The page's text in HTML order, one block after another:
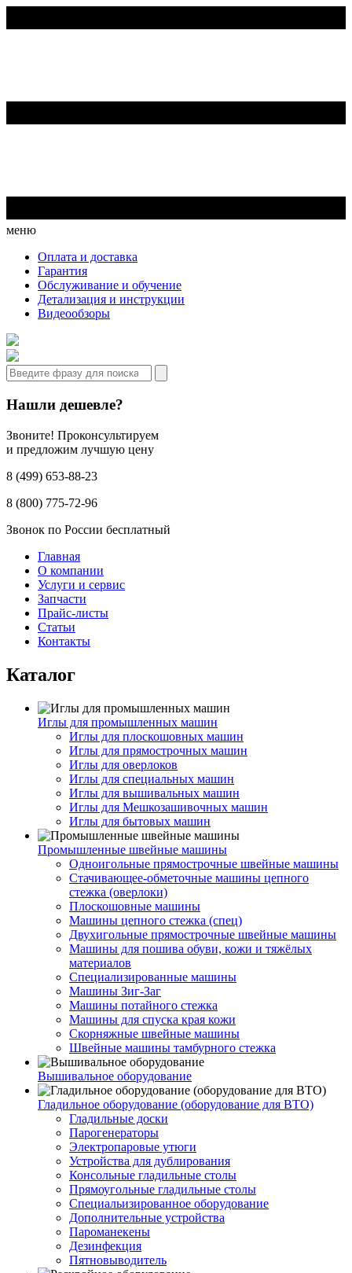
меню
Оплата и доставка
Гарантия
Обслуживание и обучение
Детализация и инструкции
Видеообзоры
Нашли дешевле?
Звоните! Проконсультируем
и предложим лучшую цену
8 (499) 653-88-23
8 (800) 775-72-96
Звонок по России бесплатный
Главная
О компании
Услуги и сервис
Запчасти
Прайс-листы
Статьи
Контакты
Каталог
Иглы для промышленных машин
Иглы для плоскошовных машин
Иглы для прямострочных машин
Иглы для оверлоков
Иглы для специальных машин
Иглы для вышивальных машин
Иглы для Мешкозашивочных машин
Иглы для бытовых машин
Промышленные швейные машины
Одноигольные прямострочные швейные машины
Стачивающее-обметочные машины цепного
стежка (оверлоки)
Плоскошовные машины
Машины цепного стежка (спец)
Двухигольные прямострочные швейные машины
Машины для пошива обуви, кожи и тяжёлых
материалов
Специализированные машины
Машины Зиг-Заг
Машины потайного стежка
Машины для спуска края кожи
Скорняжные швейные машины
Швейные машины тамбурного стежка
Вышивальное оборудование
Гладильное оборудование (оборудование для ВТО)
Гладильные доски
Парогенераторы
Электропаровые утюги
Устройства для дублирования
Консольные гладильные столы
Прямоугольные гладильные столы
Специальизированное оборудование
Дополнительные устройства
Пароманекены
Дезинфекция
Пятновыводитель